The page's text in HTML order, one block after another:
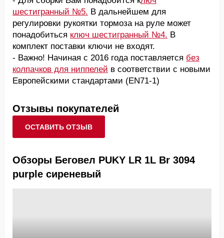
шестигранный №5. В дальнейшем для
регулировки рукоятки тормоза на руле может
понадобиться ключ шестигранный №4. В
комплект поставки ключи не входят.
- Важно! Начиная с 2016 года поставляется без
колпачков для ниппелей в соответствии с новыми
Европейскими стандартами (EN71-1)
Отзывы покупателей
ОСТАВИТЬ ОТЗЫВ
Обзоры Беговел PUKY LR 1L Br 3094
purple сиреневый